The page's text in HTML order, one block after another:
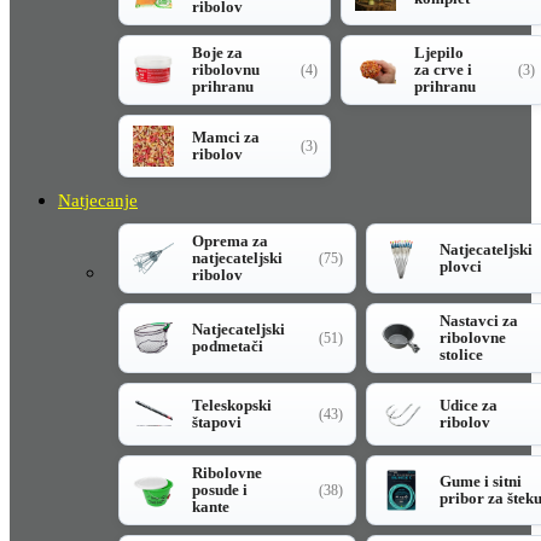
ribolov
Boje za
ribolovnu
prihranu
(4)
Ljepilo
za crve i
prihranu
(3)
Mamci za
ribolov
(3)
Natjecanje
Oprema za
natjecateljski
ribolov
(75)
Natjecateljski
plovci
Natjecateljski
podmetači
(51)
Nastavci za
ribolovne
stolice
Teleskopski
štapovi
(43)
Udice za
ribolov
Ribolovne
posude i
kante
(38)
Gume i sitni
pribor za šteku